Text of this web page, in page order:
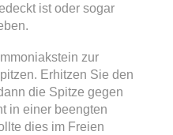
ist oder sogar
zur
Erhitzen Sie den
die Spitze gegen
in einer beengten
dies im Freien